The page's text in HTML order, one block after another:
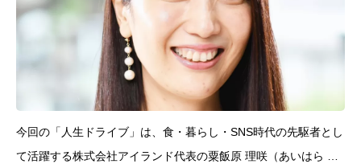
今回の「人生ドライブ」は、食・暮らし・SNS時代の先駆者とし
て活躍する株式会社アイランド代表の粟飯原 理咲（あいはら り